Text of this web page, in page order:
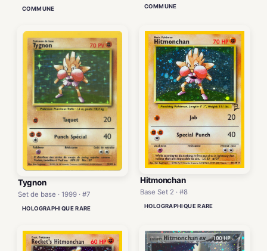
COMMUNE COMMUNE
Tygnon
Set de base · 1999 · #7
HOLOGRAPHIQUE RARE
Hitmonchan
Base Set 2 · #8
HOLOGRAPHIQUE RARE